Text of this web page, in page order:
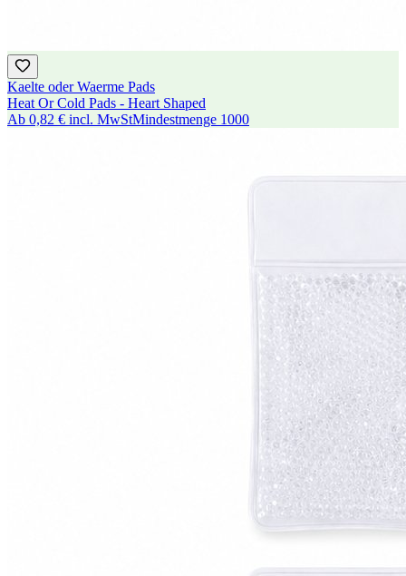
Kaelte oder Waerme Pads
Heat Or Cold Pads - Heart Shaped
Ab 0,82 € incl. MwStMindestmenge 1000